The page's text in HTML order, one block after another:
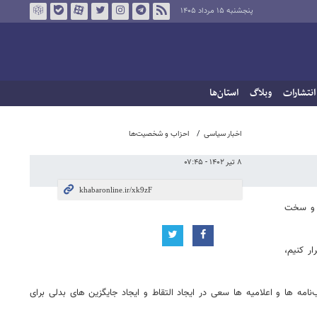
پنجشنبه ۱۵ مرداد ۱۴۰۵
انتشارات وبلاگ استان‌ها
اخبار سیاسی احزاب و شخصیت‌ها
۸ تیر ۱۴۰۲ - ۰۷:۴۵
توان نرم افزاری و سخت
آوردیم را دوباره تکرار کنیم،
و اعلامیه ها سعی در ایجاد التقاط و ایجاد جایگزین های بدلی برای